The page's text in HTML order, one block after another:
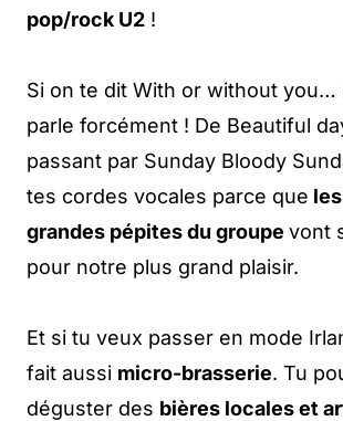
pop/rock U2 !
Si on te dit With or without you…
parle forcément ! De Beautiful
passant par Sunday Bloody
tes cordes vocales parce que
grandes pépites du groupe vont
pour notre plus grand plaisir.
Et si tu veux passer en mode
fait aussi micro-brasserie. Tu
déguster des bières locales et